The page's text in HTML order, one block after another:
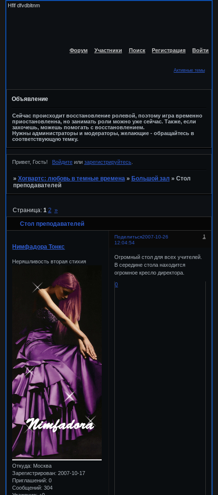
Hflf dfvdbltnm
Форум Участники Поиск Регистрация Войти
Активные темы
Объявление
Сейчас происходит восстановление ролевой, поэтому игра временно
приостановленна, но занимать роли можно уже сейчас. Также, если
захочешь, можешь помогать с восстановлением.
Нужны администраторы и модераторы, желающие - обращайтесь в
соответствующую темку.
Привет, Гость! Войдитеили зарегистрируйтесь.
» Хогвартс: любовь в темные времена » Большой зал » Стол
преподавателей
Стол преподавателей
Страница: 1 2 »
Поделиться 1
2007-10-26
12:04:54
Нимфадора Тонкс
Неряшливость вторая стихия
Откуда: Москва
Зарегистрирован: 2007-10-17
Приглашений: 0
Сообщений: 304
Огромный стол для всех учителей.
В середине стола находится
огромное кресло директора.
0